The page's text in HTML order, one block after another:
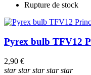
Rupture de stock
Pyrex bulb TFV12
2,90 €
starstarstarstarstar